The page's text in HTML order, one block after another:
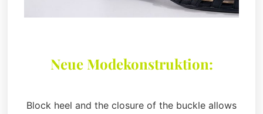
Neue Modekonstruktion:
Block heel and the closure of the buckle allows